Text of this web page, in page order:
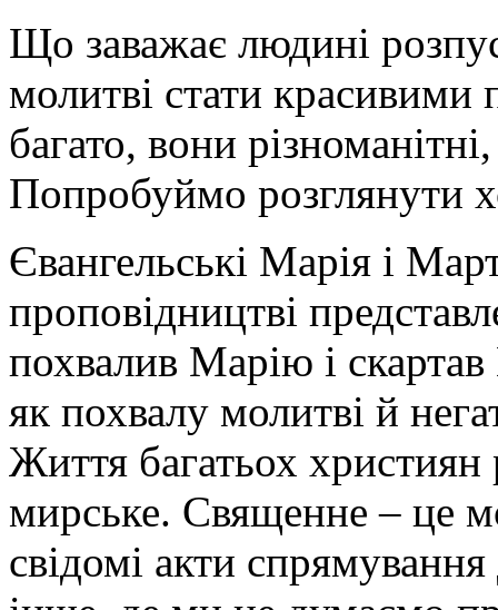
Що заважає людині
молитві стати
багато, вони
Попробуймо розглянути
Євангельські Марія і
проповідництві
похвалив Марію і
як похвалу молитві й
Життя багатьох християн
мирське. Священне – це
свідомі акти